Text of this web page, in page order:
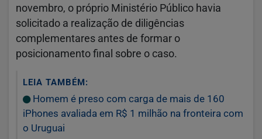
novembro, o próprio Ministério Público havia
solicitado a realização de diligências
complementares antes de formar o
posicionamento final sobre o caso.
LEIA TAMBÉM:
Homem é preso com carga de mais de 160
iPhones avaliada em R$ 1 milhão na fronteira com
o Uruguai